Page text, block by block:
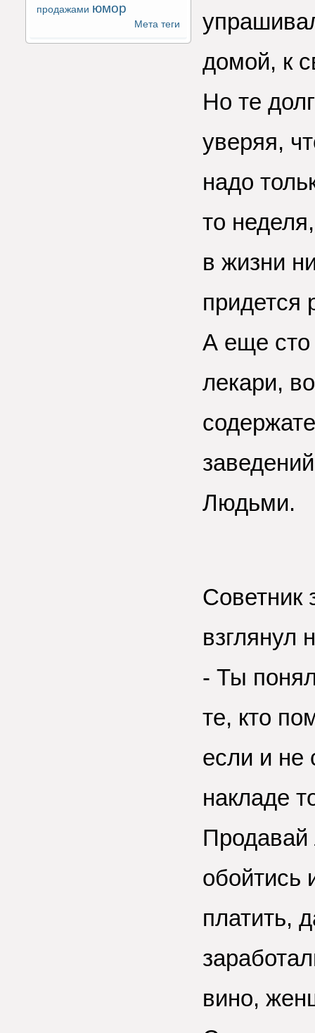
продажами юмор
Мета теги
домой, к
Но те
уверяя,
надо
то
в жизни
придется
А еще сто
лекари,
Людьми.
Советник
взглянул
- Ты
те, кто
если и не
накладе
Продавай
обойтись
платить,
вино,